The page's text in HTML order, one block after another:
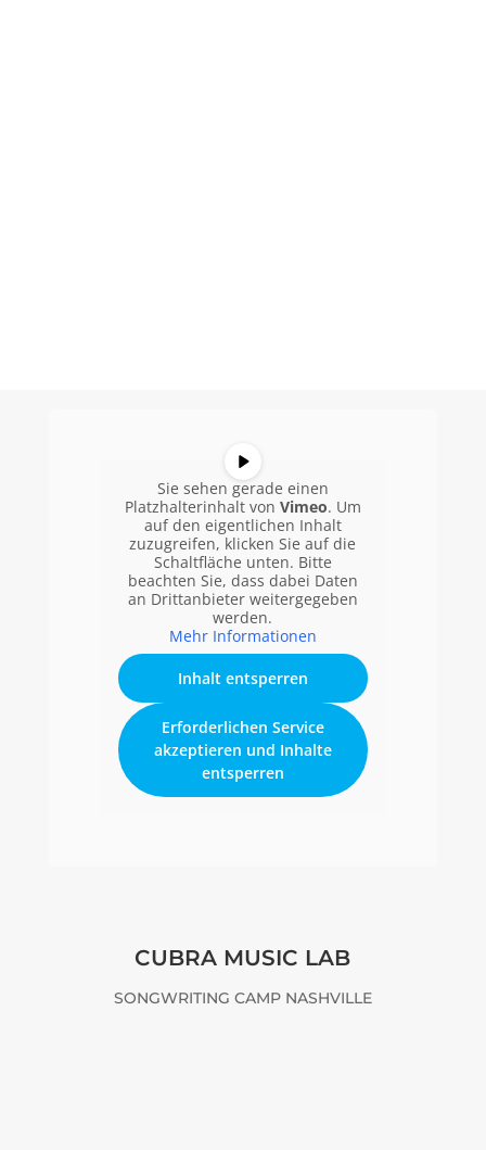
Sie sehen gerade einen
Platzhalterinhalt von Vimeo. Um
auf den eigentlichen Inhalt
zuzugreifen, klicken Sie auf die
Schaltfläche unten. Bitte
beachten Sie, dass dabei Daten
an Drittanbieter weitergegeben
werden.
Mehr Informationen
Inhalt entsperren
Erforderlichen Service
akzeptieren und Inhalte
entsperren
CUBRA MUSIC LAB
SONGWRITING CAMP NASHVILLE